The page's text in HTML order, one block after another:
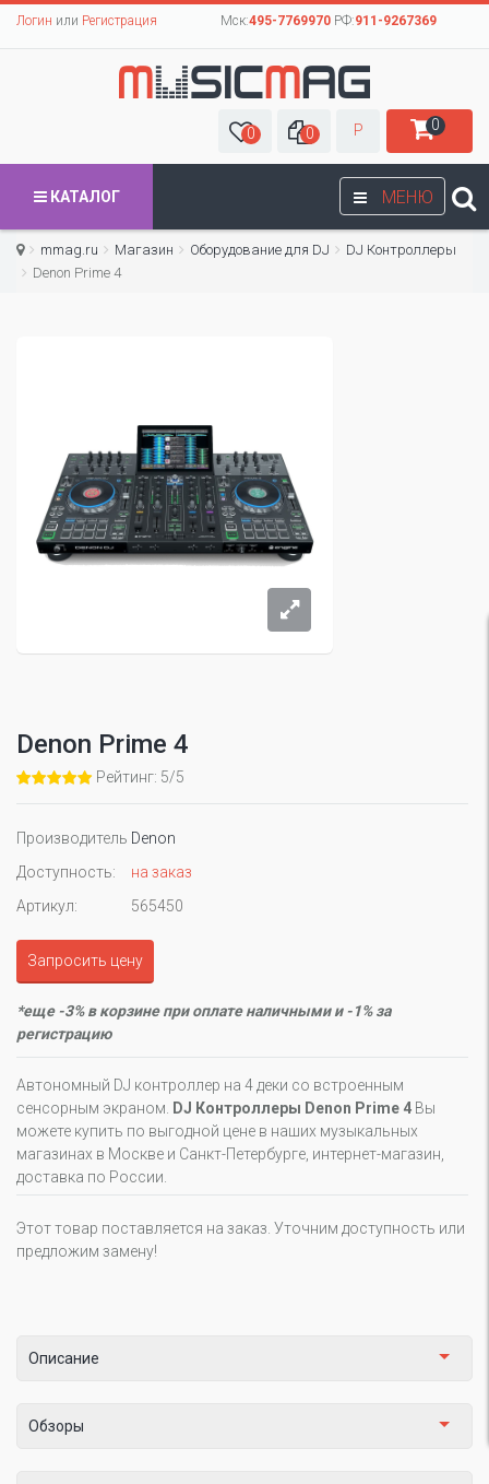
Логин или Регистрация Мск:495-7769970РФ:911-9267369
0 0 Р 0
МЕНЮ
КАТАЛОГ
mmag.ru Магазин Оборудование для DJ
DJ Контроллеры
Denon Prime 4
Denon Prime 4
Рейтинг: 5/5
Производитель Denon
Доступность:
на заказ
Артикул:
565450
Запросить цену
*еще -3% в корзине при оплате наличными и -1% за
регистрацию
Автономный DJ контроллер на 4 деки со встроенным
сенсорным экраном.
DJ Контроллеры Denon Prime 4 Вы
можете купить по выгодной цене в наших музыкальных
магазинах в Москве и Санкт-Петербурге, интернет-магазин,
доставка по России.
Этот товар поставляется на заказ. Уточним доступность или
предложим замену!
Описание
Обзоры